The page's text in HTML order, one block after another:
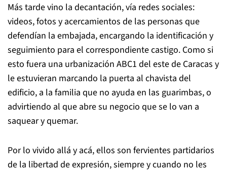
Más tarde vino la decantación, vía redes sociales:
videos, fotos y acercamientos de las personas que
defendían la embajada, encargando la identificación y
seguimiento para el correspondiente castigo. Como si
esto fuera una urbanización ABC1 del este de Caracas y
le estuvieran marcando la puerta al chavista del
edificio, a la familia que no ayuda en las guarimbas, o
advirtiendo al que abre su negocio que se lo van a
saquear y quemar.
Por lo vivido allá y acá, ellos son fervientes partidarios
de la libertad de expresión, siempre y cuando no les